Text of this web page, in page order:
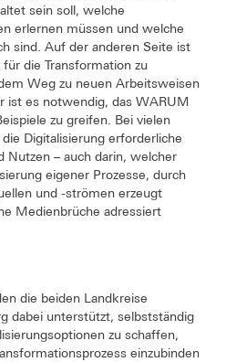
sein soll, welche
erlernen müssen und welche
sind. Auf der anderen Seite ist
die Transformation zu
Weg zu neuen Arbeitsweisen
ist es notwendig, das WARUM
zu greifen. Bei vielen
Digitalisierung erforderliche
Nutzen – auch darin, welcher
eigener Prozesse, durch
und -strömen erzeugt
Medienbrüche adressiert
die beiden Landkreise
dabei unterstützt, selbstständig
zu schaffen,
einzubinden